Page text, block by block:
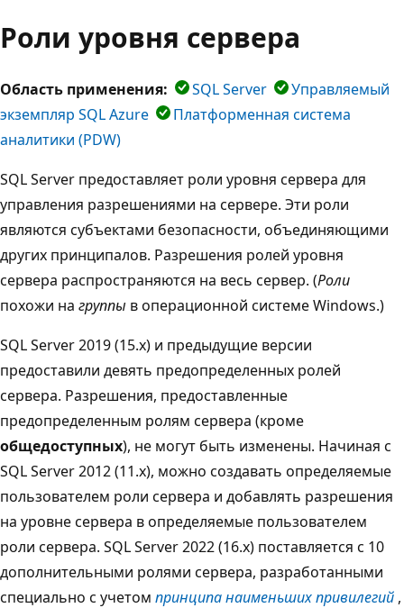
Роли уровня сервера
Область применения: SQL Server
Управляемый
экземпляр SQL Azure
Платформенная система
аналитики (PDW)
SQL Server предоставляет роли уровня сервера для
управления разрешениями на сервере. Эти роли
являются субъектами безопасности, объединяющими
других принципалов. Разрешения ролей уровня
сервера распространяются на весь сервер. (Роли
похожи на группы в операционной системе Windows.)
SQL Server 2019 (15.x) и предыдущие версии
предоставили девять предопределенных ролей
сервера. Разрешения, предоставленные
предопределенным ролям сервера (кроме
общедоступных), не могут быть изменены. Начиная с
SQL Server 2012 (11.x), можно создавать определяемые
пользователем роли сервера и добавлять разрешения
на уровне сервера в определяемые пользователем
роли сервера. SQL Server 2022 (16.x) поставляется с 10
дополнительными ролями сервера, разработанными
специально с учетом принципа наименьших привилегий ,